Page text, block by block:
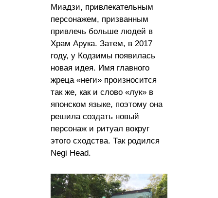
Миадзи, привлекательным
персонажем, призванным
привлечь больше людей в
Храм Арука. Затем, в 2017
году, у Кодзимы появилась
новая идея. Имя главного
жреца «неги» произносится
так же, как и слово «лук» в
японском языке, поэтому она
решила создать новый
персонаж и ритуал вокруг
этого сходства. Так родился
Negi Head.